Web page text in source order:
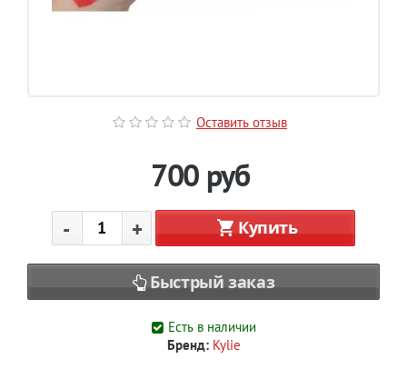
Оставить отзыв
700 руб
- + Купить
Быстрый заказ
Есть в наличии
Бренд: Kylie